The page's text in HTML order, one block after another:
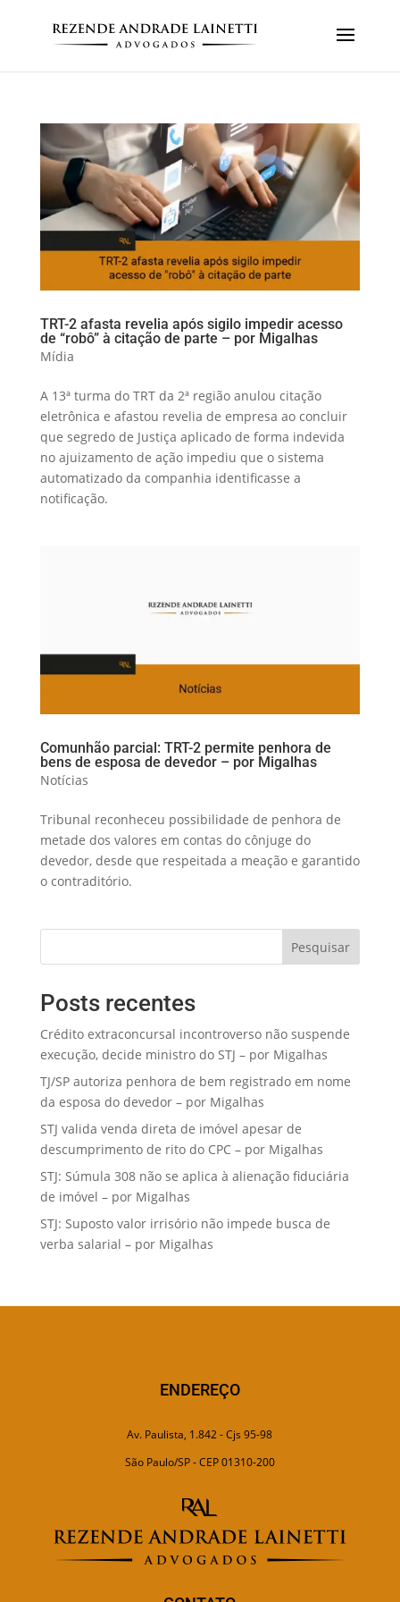
TRT-2 afasta revelia após sigilo impedir acesso
de “robô” à citação de parte – por Migalhas
Mídia
A 13ª turma do TRT da 2ª região anulou citação
eletrônica e afastou revelia de empresa ao concluir
que segredo de Justiça aplicado de forma indevida
no ajuizamento de ação impediu que o sistema
automatizado da companhia identificasse a
notificação.
Comunhão parcial: TRT-2 permite penhora de
bens de esposa de devedor – por Migalhas
Notícias
Tribunal reconheceu possibilidade de penhora de
metade dos valores em contas do cônjuge do
devedor, desde que respeitada a meação e garantido
o contraditório.
Pesquisar
Posts recentes
Crédito extraconcursal incontroverso não suspende
execução, decide ministro do STJ – por Migalhas
TJ/SP autoriza penhora de bem registrado em nome
da esposa do devedor – por Migalhas
STJ valida venda direta de imóvel apesar de
descumprimento de rito do CPC – por Migalhas
STJ: Súmula 308 não se aplica à alienação fiduciária
de imóvel – por Migalhas
STJ: Suposto valor irrisório não impede busca de
verba salarial – por Migalhas
ENDEREÇO
Av. Paulista, 1.842 - Cjs 95-98
São Paulo/SP - CEP 01310-200